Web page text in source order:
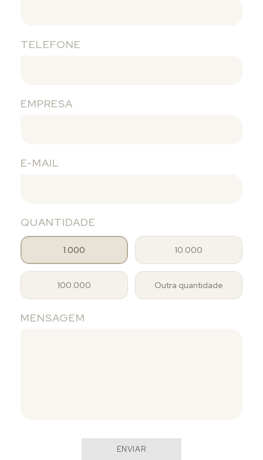
TELEFONE
EMPRESA
E-MAIL
QUANTIDADE
1.000 10.000
100.000 Outra quantidade
MENSAGEM
ENVIAR